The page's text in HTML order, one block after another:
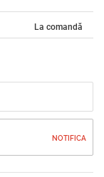
La comandă
NOTIFICA